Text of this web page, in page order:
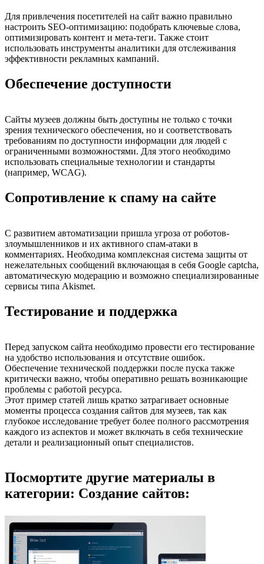
Для привлечения посетителей на сайт важно правильно
настроить SEO-оптимизацию: подобрать ключевые слова,
оптимизировать контент и мета-теги. Также стоит
использовать инструменты аналитики для отслеживания
эффективности рекламных кампаний.
Обеспечение доступности
Сайты музеев должны быть доступны не только с точки
зрения технического обеспечения, но и соответствовать
требованиям по доступности информации для людей с
ограниченными возможностями. Для этого необходимо
использовать специальные технологии и стандарты
(например, WCAG).
Сопротивление к спаму на сайте
С развитием автоматизации пришла угроза от роботов-
злоумышленников и их активного спам-атаки в
комментариях. Необходима комплексная система защиты от
нежелательных сообщений включающая в себя Google captcha,
автоматическую модерацию и возможно специализированные
сервисы типа Akismet.
Тестирование и поддержка
Перед запуском сайта необходимо провести его тестирование
на удобство использования и отсутствие ошибок.
Обеспечение технической поддержки после пуска также
критически важно, чтобы оперативно решать возникающие
проблемы с работой ресурса.
Этот пример статей лишь кратко затрагивает основные
моменты процесса создания сайтов для музеев, так как
глубокое исследование требует более полного рассмотрения
каждого из аспектов и может включать в себя технические
детали и реализационный опыт специалистов.
Посмортите другие материалы в
категории: Создание сайтов: